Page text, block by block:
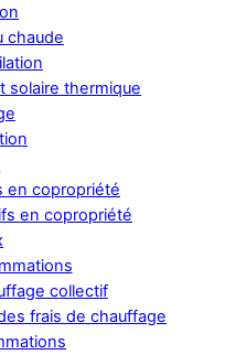
chaude
solaire thermique
en copropriété
en copropriété
collectif
frais de chauffage